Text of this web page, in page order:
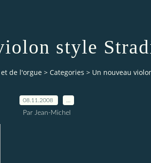
style
et de l'orgue > Categories > Un nouveau
08.11.2008
Par Jean-Michel